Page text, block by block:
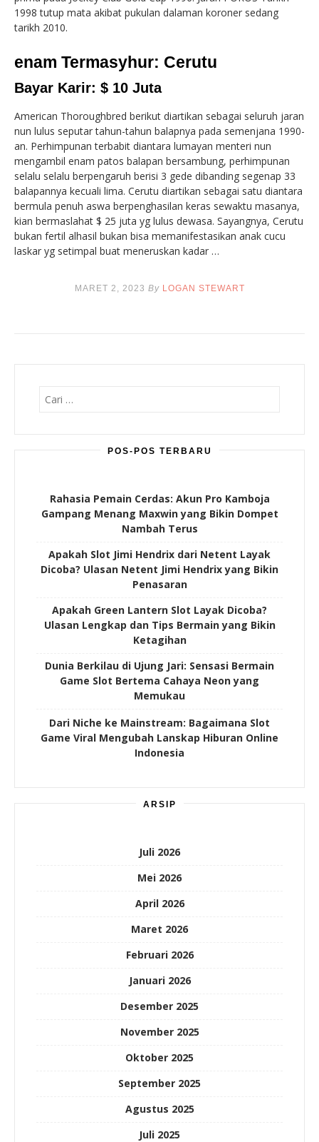
1998 tutup mata akibat pukulan dalaman koroner sedang
tarikh 2010.
enam Termasyhur: Cerutu
Bayar Karir: $ 10 Juta
American Thoroughbred berikut diartikan sebagai seluruh jaran
nun lulus seputar tahun-tahun balapnya pada semenjana 1990-
an. Perhimpunan terbabit diantara lumayan menteri nun
mengambil enam patos balapan bersambung, perhimpunan
selalu selalu berpengaruh berisi 3 gede dibanding segenap 33
balapannya kecuali lima. Cerutu diartikan sebagai satu diantara
bermula penuh aswa berpenghasilan keras sewaktu masanya,
kian bermaslahat $ 25 juta yg lulus dewasa. Sayangnya, Cerutu
bukan fertil alhasil bukan bisa memanifestasikan anak cucu
laskar yg setimpal buat meneruskan kadar …
MARET 2, 2023 By LOGAN STEWART
Cari
untuk:
POS-POS TERBARU
Rahasia Pemain Cerdas: Akun Pro Kamboja
Gampang Menang Maxwin yang Bikin Dompet
Nambah Terus
Apakah Slot Jimi Hendrix dari Netent Layak
Dicoba? Ulasan Netent Jimi Hendrix yang Bikin
Penasaran
Apakah Green Lantern Slot Layak Dicoba?
Ulasan Lengkap dan Tips Bermain yang Bikin
Ketagihan
Dunia Berkilau di Ujung Jari: Sensasi Bermain
Game Slot Bertema Cahaya Neon yang
Memukau
Dari Niche ke Mainstream: Bagaimana Slot
Game Viral Mengubah Lanskap Hiburan Online
Indonesia
ARSIP
Juli 2026
Mei 2026
April 2026
Maret 2026
Februari 2026
Januari 2026
Desember 2025
November 2025
Oktober 2025
September 2025
Agustus 2025
Juli 2025